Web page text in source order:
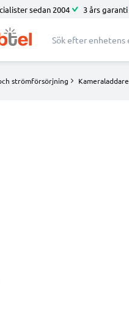
sedan 2004 3 års garanti
strömförsörjning Kameraladdare